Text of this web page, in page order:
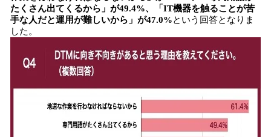
たくさん出てくるから」が49.4%、「IT機器を触ることが苦
手な人だと運用が難しいから」が47.0%という回答となりま
した。